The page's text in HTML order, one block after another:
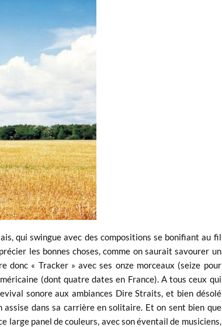
qui swingue avec des compositions se bonifiant au fil
les bonnes choses, comme on saurait savourer un
donc « Tracker » avec ses onze morceaux (seize pour
(dont quatre dates en France). A tous ceux qui
sonore aux ambiances Dire Straits, et bien désolé
dans sa carrière en solitaire. Et on sent bien que
large panel de couleurs, avec son éventail de musiciens,